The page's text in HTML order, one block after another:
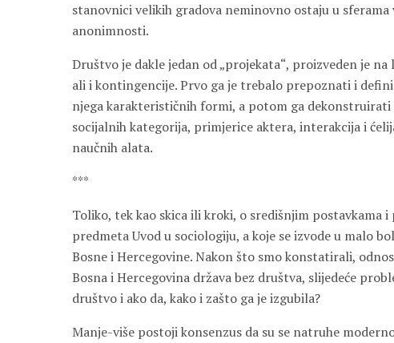
stanovnici velikih gradova neminovno ostaju u
anonimnosti.
Društvo je dakle jedan od „projekata“, proizveden je
ali i kontingencije. Prvo ga je trebalo prepoznati i
njega karakterističnih formi, a potom ga dekonstruirati
socijalnih kategorija, primjerice aktera, interakcija i
naučnih alata.
***
Toliko, tek kao skica ili kroki, o središnjim postavkama
predmeta Uvod u sociologiju, a koje se izvode u malo
Bosne i Hercegovine. Nakon što smo konstatirali,
Bosna i Hercegovina država bez društva, slijedeće
društvo i ako da, kako i zašto ga je izgubila?
Manje-više postoji konsenzus da su se natruhe